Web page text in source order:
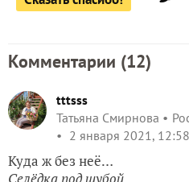
Комментарии (12)
tttsss
Татьяна Смирнова
2 января 2021, 12:58
Куда ж без неё…
Селёдка под шубой